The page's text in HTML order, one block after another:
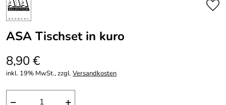
ASA Tischset in kuro
8,90 €
inkl. 19% MwSt., zzgl.Versandkosten
− +